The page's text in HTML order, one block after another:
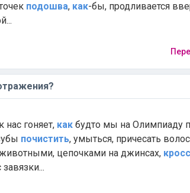
подошва, как-бы, продливается
нас гоняет, как будто мы на Олимпиаду
почистить, умыться, причесать
цепочками на джинсах,